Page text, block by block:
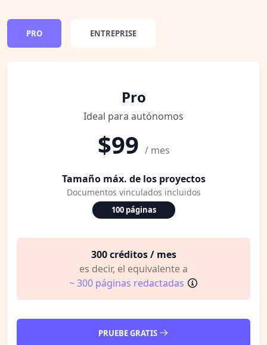
PRO ENTREPRISE
Pro
Ideal para autónomos
$99 / mes
Tamaño máx. de los proyectos
Documentos vinculados incluidos
100 páginas
300 créditos / mes
es decir, el equivalente a
~ 300 páginas redactadas
PRUEBE GRATIS